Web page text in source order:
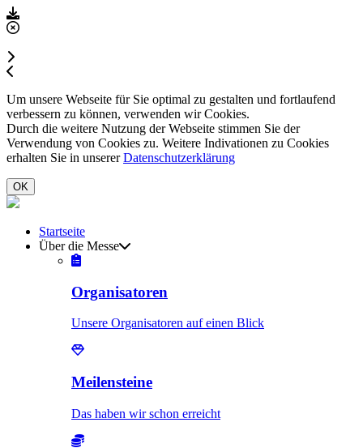
Um unsere Webseite für Sie optimal zu gestalten und fortlaufend
verbessern zu können, verwenden wir Cookies.
Durch die weitere Nutzung der Webseite stimmen Sie der
Verwendung von Cookies zu. Weitere Indivationen zu Cookies
erhalten Sie in unsererDatenschutzerklärung
OK
Startseite
Über die Messe
Organisatoren
Unsere Organisatoren auf einen Blick
Meilensteine
Das haben wir schon erreicht